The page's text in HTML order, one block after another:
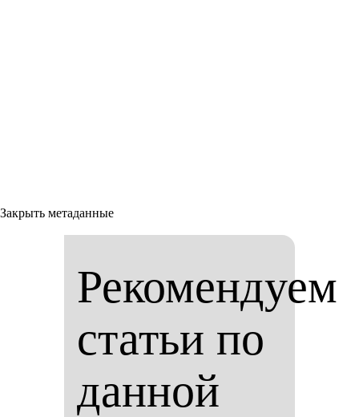
Закрыть метаданные
Рекомендуем
статьи по
данной